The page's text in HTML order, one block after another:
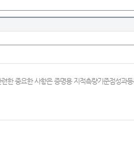
한 중요한 사항은 증명용 지적측량기준점성과